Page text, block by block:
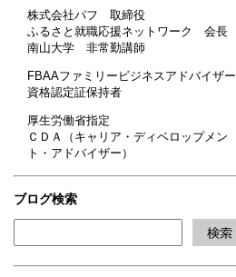
株式会社パフ 取締役
ふるさと就職応援ネットワーク 会長
南山大学 非常勤講師
FBAAファミリービジネスアドバイザー
資格認定証保持者
厚生労働省指定
ＣＤＡ（キャリア・ディベロップメン
ト・アドバイザー）
ブログ検索